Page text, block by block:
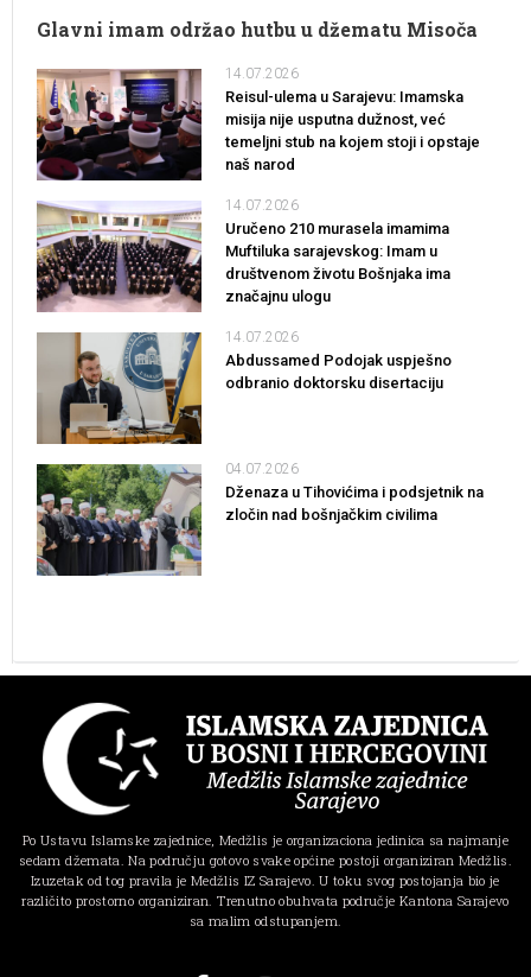
Glavni imam održao hutbu u džematu Misoča
14.07.2026
Reisul-ulema u Sarajevu: Imamska
misija nije usputna dužnost, već
temeljni stub na kojem stoji i opstaje
naš narod
14.07.2026
Uručeno 210 murasela imamima
Muftiluka sarajevskog: Imam u
društvenom životu Bošnjaka ima
značajnu ulogu
14.07.2026
Abdussamed Podojak uspješno
odbranio doktorsku disertaciju
04.07.2026
Dženaza u Tihovićima i podsjetnik na
zločin nad bošnjačkim civilima
Po Ustavu Islamske zajednice, Medžlis je organizaciona jedinica sa najmanje
sedam džemata. Na području gotovo svake općine postoji organiziran Medžlis.
Izuzetak od tog pravila je Medžlis IZ Sarajevo. U toku svog postojanja bio je
različito prostorno organiziran. Trenutno obuhvata područje Kantona Sarajevo
sa malim odstupanjem.